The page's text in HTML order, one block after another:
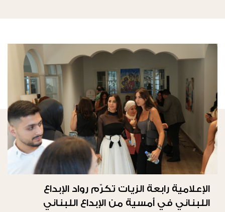
الإعلامية رابعة الزيات تكرّم رواد الإبداع
اللبناني في أمسية من الإبداع اللبناني